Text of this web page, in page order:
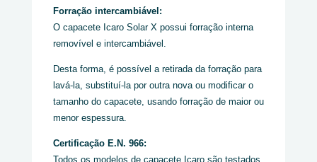
Forração intercambiável:
O capacete Icaro Solar X possui forração interna
removível e intercambiável.
Desta forma, é possível a retirada da forração para
lavá-la, substituí-la por outra nova ou modificar o
tamanho do capacete, usando forração de maior ou
menor espessura.
Certificação E.N. 966:
Todos os modelos de capacete Icaro são testados